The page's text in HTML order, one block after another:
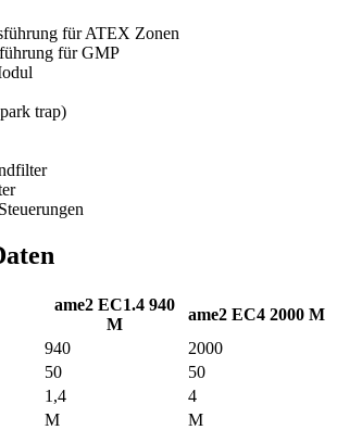
für ATEX Zonen
für GMP
trap)
ame2 EC1.4 940
M
ame2 EC4 2000 M
940
2000
50
50
1,4
4
M
M